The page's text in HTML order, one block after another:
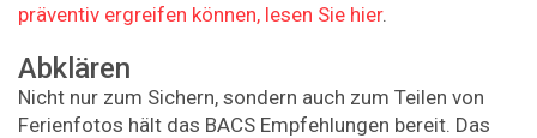
präventiv ergreifen können, lesen Sie hier.
Abklären
Nicht nur zum Sichern, sondern auch zum Teilen von
Ferienfotos hält das BACS Empfehlungen bereit. Das